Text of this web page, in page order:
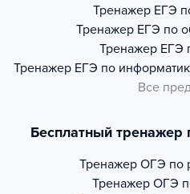
Тренажер ЕГЭ
Тренажер ЕГЭ по
Тренажер ЕГЭ
Тренажер ЕГЭ по
Все
Бесплатный тренажер
Тренажер ОГЭ по
Тренажер ОГЭ